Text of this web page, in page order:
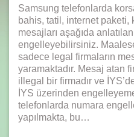
Samsung telefonlarda
bahis, tatil, internet paketi,
mesajları aşağıda
engelleyebilirsiniz.
sadece legal firmaların
yaramaktadır. Mesaj atan
illegal bir firmadır ve
İYS üzerinden
telefonlarda numara
yapılmakta, bu…